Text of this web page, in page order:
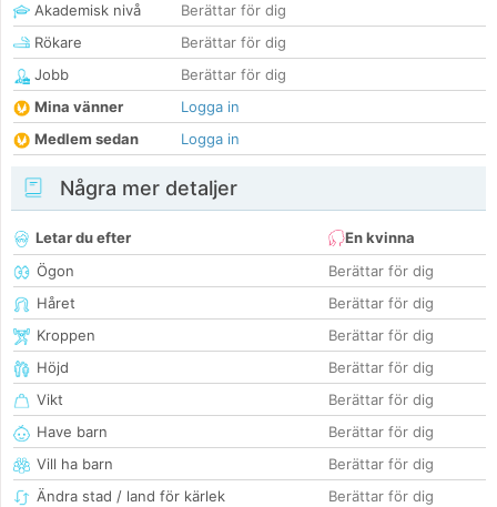
Akademisk nivå
Berättar för dig
Rökare
Berättar för dig
Jobb
Berättar för dig
Mina vänner
Logga in
Medlem sedan
Logga in
Några mer detaljer
Letar du efter
En kvinna
Ögon
Berättar för dig
Håret
Berättar för dig
Kroppen
Berättar för dig
Höjd
Berättar för dig
Vikt
Berättar för dig
Have barn
Berättar för dig
Vill ha barn
Berättar för dig
Ändra stad / land för kärlek
Berättar för dig